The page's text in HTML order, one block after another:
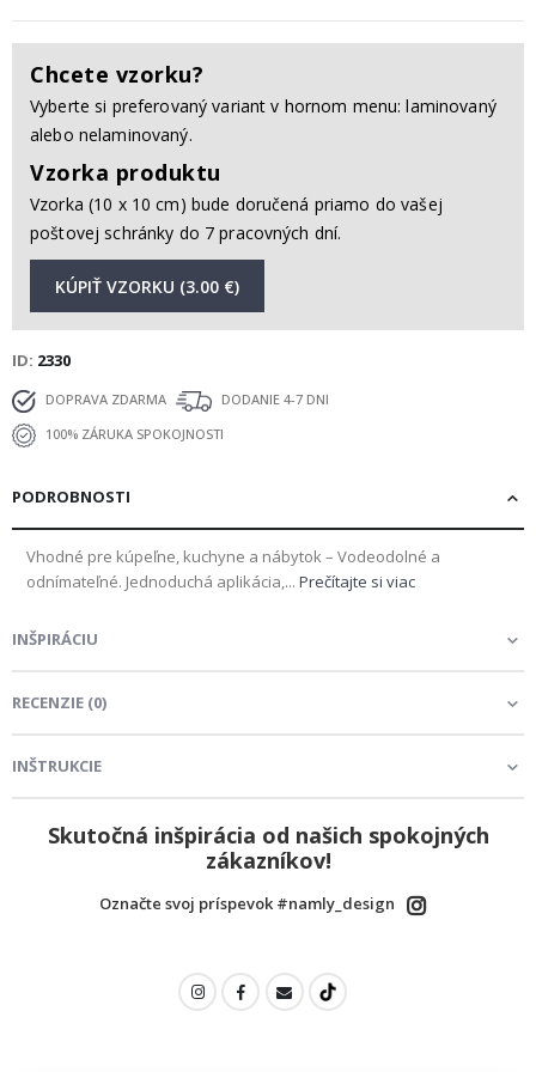
Chcete vzorku?
Vyberte si preferovaný variant v hornom menu: laminovaný
alebo nelaminovaný.
Vzorka produktu
Vzorka (10 x 10 cm) bude doručená priamo do vašej
poštovej schránky do 7 pracovných dní.
KÚPIŤ VZORKU (3.00 €)
ID 2330
DOPRAVA ZDARMA
DODANIE 4-7 DNI
100% ZÁRUKA SPOKOJNOSTI
PODROBNOSTI
Vhodné pre kúpeľne, kuchyne a nábytok – Vodeodolné a
odnímateľné. Jednoduchá aplikácia,... Prečítajte si viac
INŠPIRÁCIU
RECENZIE (0)
INŠTRUKCIE
Skutočná inšpirácia od našich spokojných
zákazníkov!
Označte svoj príspevok #namly_design